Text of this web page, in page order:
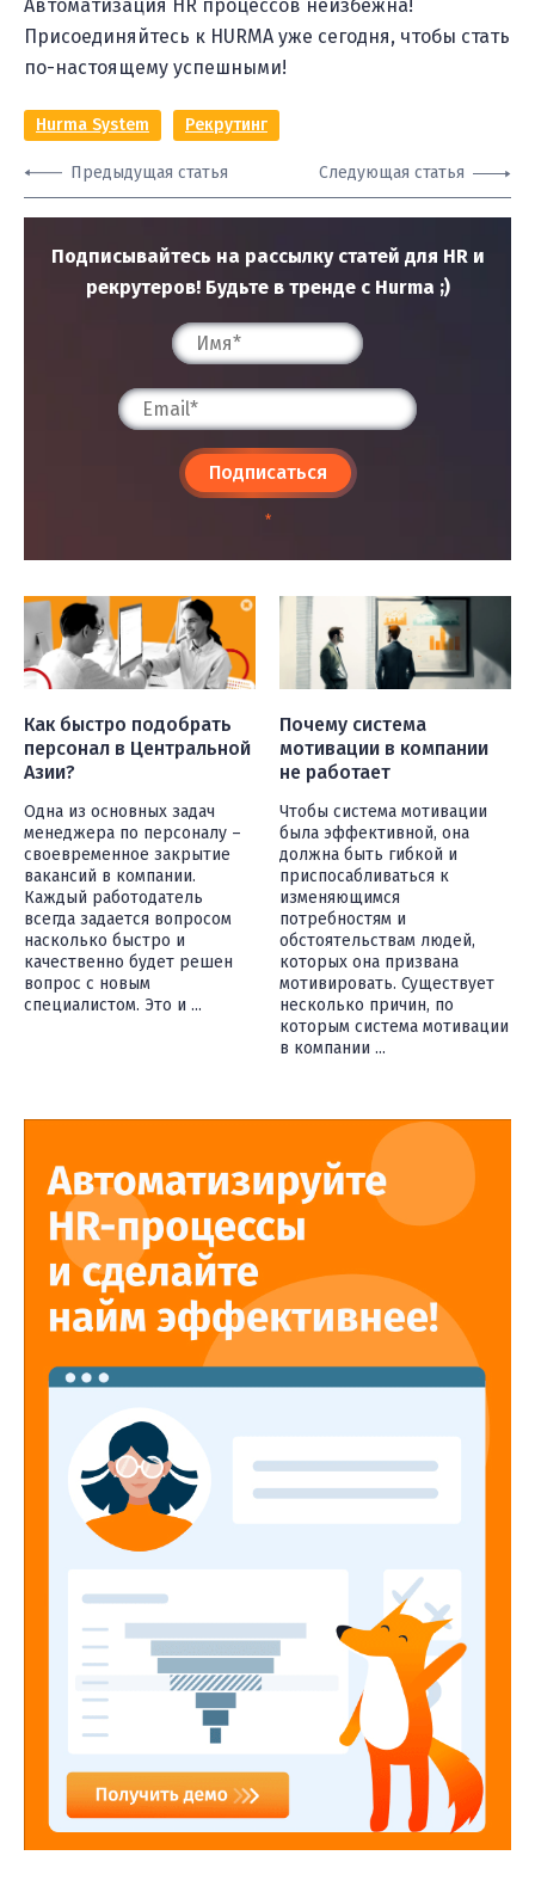
Автоматизация HR процессов неизбежна!
Присоединяйтесь к HURMA уже сегодня, чтобы стать
по-настоящему успешными!
Hurma System Рекрутинг
Предыдущая статья Следующая статья
Подписывайтесь на рассылку статей для HR и
рекрутеров! Будьте в тренде с Hurma ;)
Подписаться
*
Как быстро подобрать
персонал в Центральной
Азии?
Одна из основных задач
менеджера по персоналу –
своевременное закрытие
вакансий в компании.
Каждый работодатель
всегда задается вопросом
насколько быстро и
качественно будет решен
вопрос с новым
специалистом. Это и ...
Почему система
мотивации в компании
не работает
Чтобы система мотивации
была эффективной, она
должна быть гибкой и
приспосабливаться к
изменяющимся
потребностям и
обстоятельствам людей,
которых она призвана
мотивировать. Существует
несколько причин, по
которым система мотивации
в компании ...